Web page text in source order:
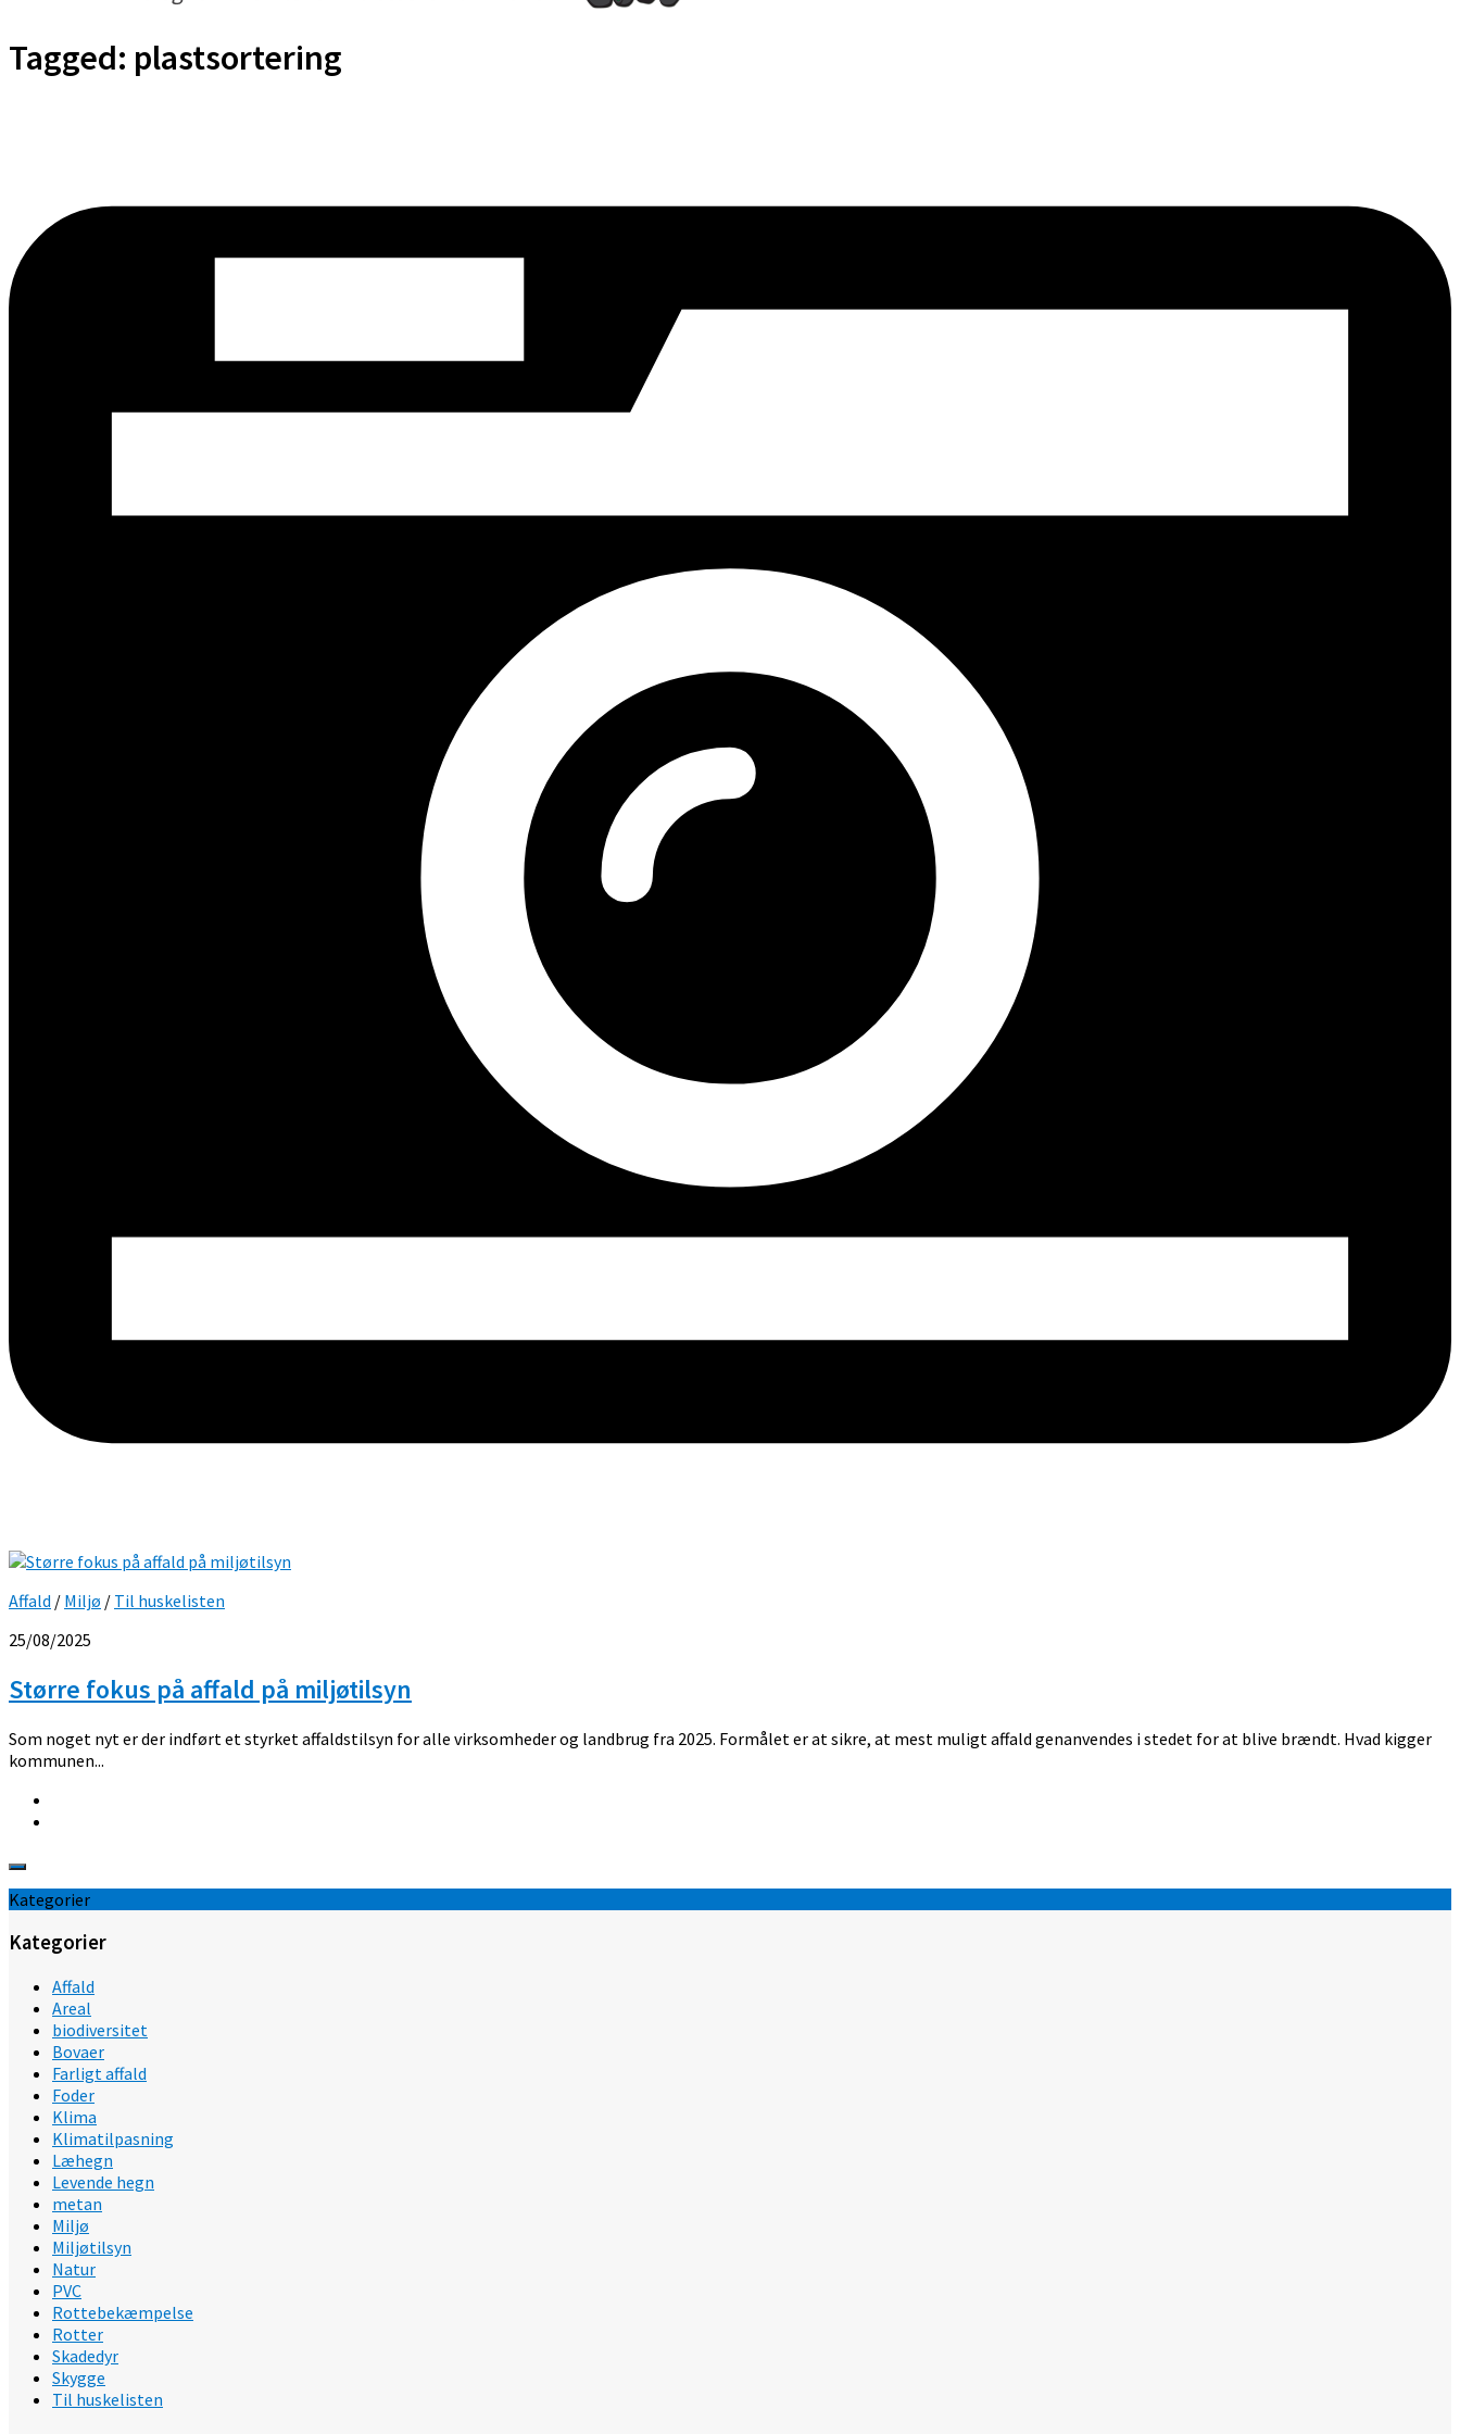
Tagged: plastsortering
Affald / Miljø / Til huskelisten
25/08/2025
Større fokus på affald på miljøtilsyn
Som noget nyt er der indført et styrket affaldstilsyn for alle virksomheder og landbrug fra 2025. Formålet er at sikre, at mest muligt affald genanvendes i stedet for at blive brændt. Hvad kigger
kommunen...
Kategorier
Kategorier
Affald
Areal
biodiversitet
Bovaer
Farligt affald
Foder
Klima
Klimatilpasning
Læhegn
Levende hegn
metan
Miljø
Miljøtilsyn
Natur
PVC
Rottebekæmpelse
Rotter
Skadedyr
Skygge
Til huskelisten